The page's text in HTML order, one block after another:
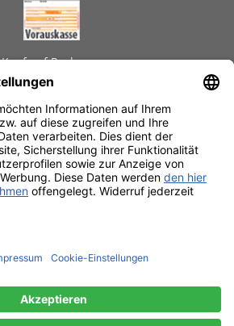
Kauf auf Rechnung
Schnelle Lieferzeiten
Käuferschutz
Datenschutz
SSL-Verschlüsselung